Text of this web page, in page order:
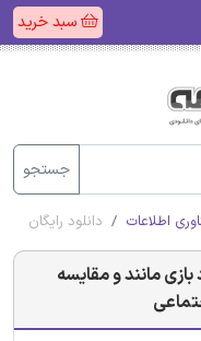
سبد خرید
جستجو
اطلاعات دانلود رایگان
بازی مانند و مقایسه